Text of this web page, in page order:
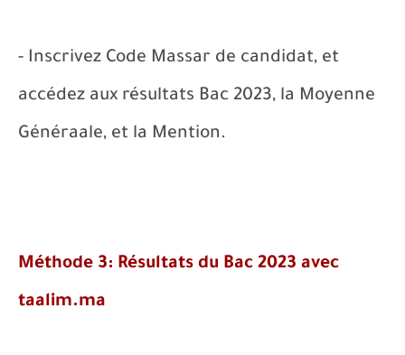
- Inscrivez Code Massar de candidat, et
accédez aux résultats Bac 2023, la Moyenne
Généraale, et la Mention.
Méthode 3: Résultats du Bac 2023 avec
taalim.ma